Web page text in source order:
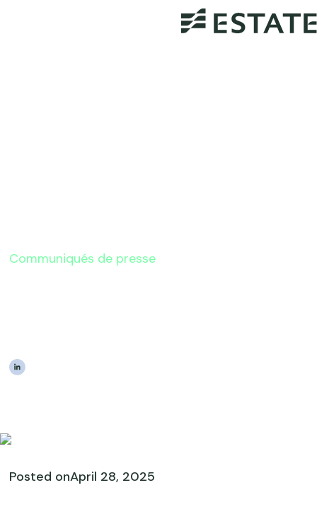
Communiqués de presse
Posted onApril 28, 2025